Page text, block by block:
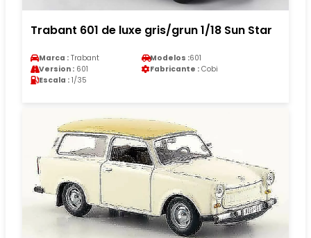
Trabant 601 de luxe gris/grun 1/18 Sun Star
Marca : Trabant Modelos :601
Version : 601 Fabricante : Cobi
Escala : 1/35